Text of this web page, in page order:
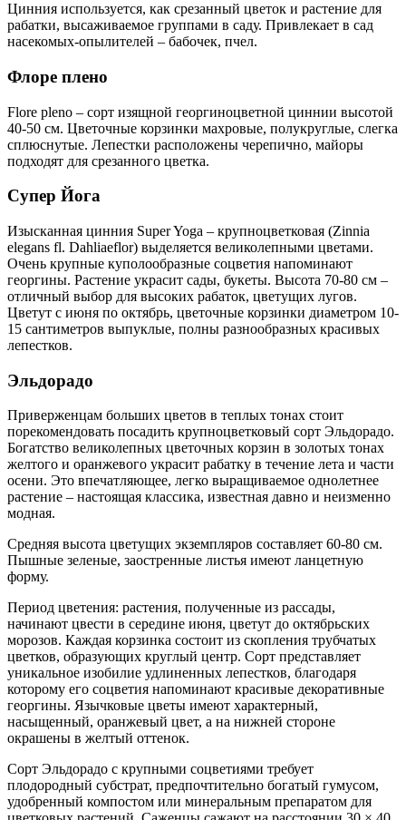
Цинния используется, как срезанный цветок и растение для
рабатки, высаживаемое группами в саду. Привлекает в сад
насекомых-опылителей – бабочек, пчел.
Флоре плено
Flore pleno – сорт изящной георгиноцветной циннии высотой
40-50 см. Цветочные корзинки махровые, полукруглые, слегка
сплюснутые. Лепестки расположены черепично, майоры
подходят для срезанного цветка.
Супер Йога
Изысканная цинния Super Yoga – крупноцветковая (Zinnia
elegans fl. Dahliaeflor) выделяется великолепными цветами.
Очень крупные куполообразные соцветия напоминают
георгины. Растение украсит сады, букеты. Высота 70-80 см –
отличный выбор для высоких рабаток, цветущих лугов.
Цветут с июня по октябрь, цветочные корзинки диаметром 10-
15 сантиметров выпуклые, полны разнообразных красивых
лепестков.
Эльдорадо
Приверженцам больших цветов в теплых тонах стоит
порекомендовать посадить крупноцветковый сорт Эльдорадо.
Богатство великолепных цветочных корзин в золотых тонах
желтого и оранжевого украсит рабатку в течение лета и части
осени. Это впечатляющее, легко выращиваемое однолетнее
растение – настоящая классика, известная давно и неизменно
модная.
Средняя высота цветущих экземпляров составляет 60-80 см.
Пышные зеленые, заостренные листья имеют ланцетную
форму.
Период цветения: растения, полученные из рассады,
начинают цвести в середине июня, цветут до октябрьских
морозов. Каждая корзинка состоит из скопления трубчатых
цветков, образующих круглый центр. Сорт представляет
уникальное изобилие удлиненных лепестков, благодаря
которому его соцветия напоминают красивые декоративные
георгины. Язычковые цветы имеют характерный,
насыщенный, оранжевый цвет, а на нижней стороне
окрашены в желтый оттенок.
Сорт Эльдорадо с крупными соцветиями требует
плодородный субстрат, предпочтительно богатый гумусом,
удобренный компостом или минеральным препаратом для